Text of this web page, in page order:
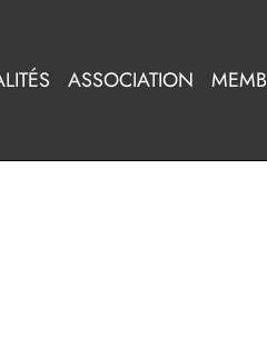
ASSOCIATION